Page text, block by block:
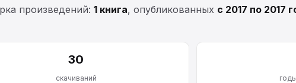
произведений: 1 книга, опубликованных с 2017 по 2017
30
скачиваний